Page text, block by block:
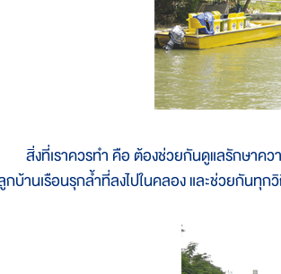
เราควรทำ คือ ต้องช่วยกันดูแลรักษาความส
บ้านเรือนรุกล้ำที่ลงไปในคลอง และช่วยกันทุก